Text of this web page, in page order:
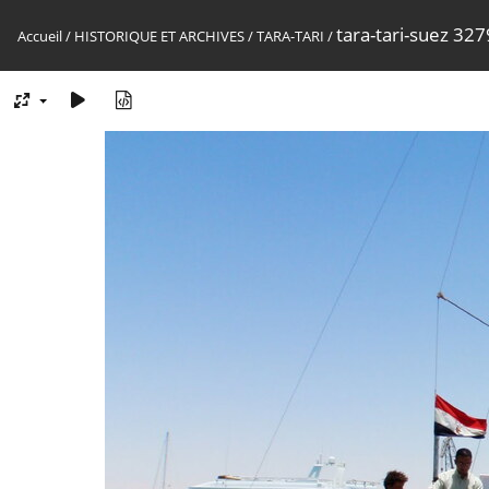
Accueil/ HISTORIQUE ET ARCHIVES/TARA-TARI /tara-tari-suez